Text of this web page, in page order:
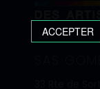
ACCEPTER